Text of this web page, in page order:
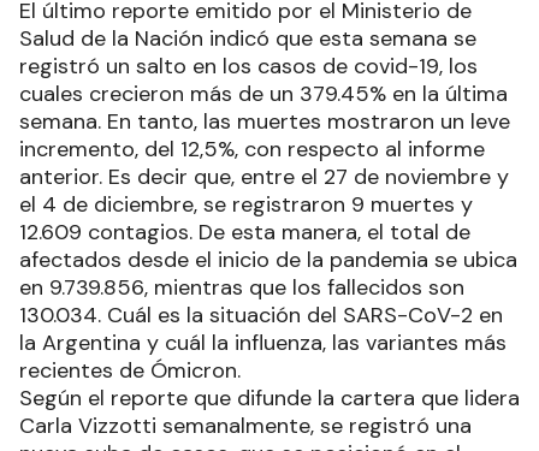
El último reporte emitido por el Ministerio de
Salud de la Nación indicó que esta semana se
registró un salto en los casos de covid-19, los
cuales crecieron más de un 379.45% en la última
semana. En tanto, las muertes mostraron un leve
incremento, del 12,5%, con respecto al informe
anterior. Es decir que, entre el 27 de noviembre y
el 4 de diciembre, se registraron 9 muertes y
12.609 contagios. De esta manera, el total de
afectados desde el inicio de la pandemia se ubica
en 9.739.856, mientras que los fallecidos son
130.034. Cuál es la situación del SARS-CoV-2 en
la Argentina y cuál la influenza, las variantes más
recientes de Ómicron.
Según el reporte que difunde la cartera que lidera
Carla Vizzotti semanalmente, se registró una